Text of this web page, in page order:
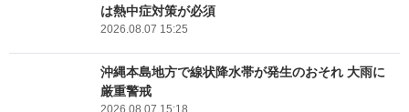
は熱中症対策が必須
2026.08.07 15:25
沖縄本島地方で線状降水帯が発生のおそれ 大雨に
厳重警戒
2026.08.07 15:18